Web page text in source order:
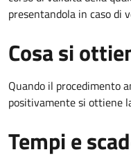
presentandola in caso di
Cosa si
Quando il procedimento
positivamente si ottiene
Tempi e